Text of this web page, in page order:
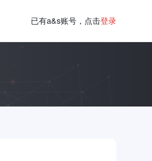
已有a&s账号，点击登录